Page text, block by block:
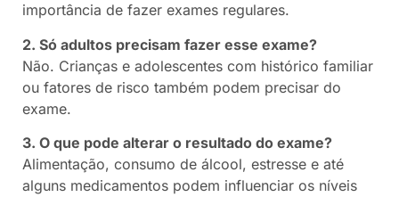
importância de fazer exames regulares.
2. Só adultos precisam fazer esse exame?
Não. Crianças e adolescentes com histórico familiar
ou fatores de risco também podem precisar do
exame.
3. O que pode alterar o resultado do exame?
Alimentação, consumo de álcool, estresse e até
alguns medicamentos podem influenciar os níveis